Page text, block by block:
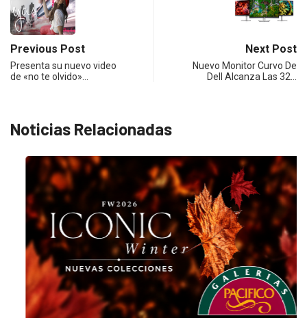
Previous Post
Presenta su nuevo video
de «no te olvido»…
Next Post
Nuevo Monitor Curvo De
Dell Alcanza Las 32…
Noticias Relacionadas